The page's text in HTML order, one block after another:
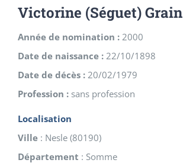
Victorine (Séguet) Grain
Année de nomination : 2000
Date de naissance : 22/10/1898
Date de décès : 20/02/1979
Profession : sans profession
Localisation
Ville : Nesle (80190)
Département : Somme